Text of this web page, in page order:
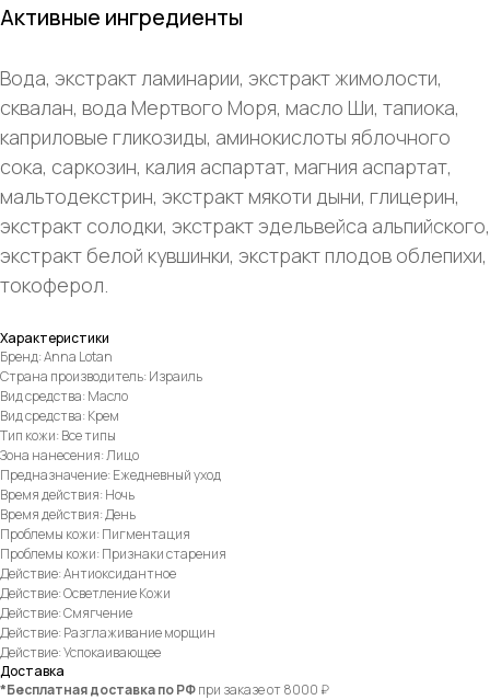
Активные ингредиенты
Вода, экстракт ламинарии, экстракт жимолости,
сквалан, вода Мертвого Моря, масло Ши, тапиока,
каприловые гликозиды, аминокислоты яблочного
сока, саркозин, калия аспартат, магния аспартат,
мальтодекстрин, экстракт мякоти дыни, глицерин,
экстракт солодки, экстракт эдельвейса альпийского,
экстракт белой кувшинки, экстракт плодов облепихи,
токоферол.
Характеристики
Бренд: Anna Lotan
Страна производитель: Израиль
Вид средства: Масло
Вид средства: Крем
Тип кожи: Все типы
Зона нанесения: Лицо
Предназначение: Ежедневный уход
Время действия: Ночь
Время действия: День
Проблемы кожи: Пигментация
Проблемы кожи: Признаки старения
Действие: Антиоксидантное
Действие: Осветление Кожи
Действие: Смягчение
Действие: Разглаживание морщин
Действие: Успокаивающее
Доставка
*Бесплатная доставка по РФпри заказе от 8000 ₽